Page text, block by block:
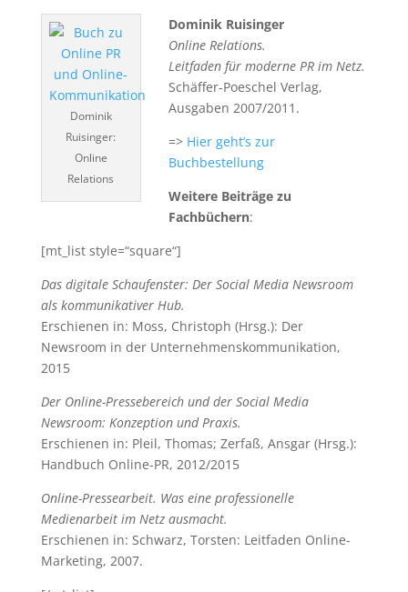
Dominik
Ruisinger:
Online
Relations
Dominik Ruisinger
Online Relations.
Leitfaden für moderne PR im Netz.
Schäffer-Poeschel Verlag,
Ausgaben 2007/2011.
=> Hier geht’s zur
Buchbestellung
Weitere Beiträge zu
Fachbüchern:
[mt_list style=“square“]
Das digitale Schaufenster: Der Social Media Newsroom
als kommunikativer Hub.
Erschienen in: Moss, Christoph (Hrsg.): Der
Newsroom in der Unternehmenskommunikation,
2015
Der Online-Pressebereich und der Social Media
Newsroom: Konzeption und Praxis.
Erschienen in: Pleil, Thomas; Zerfaß, Ansgar (Hrsg.):
Handbuch Online-PR, 2012/2015
Online-Pressearbeit. Was eine professionelle
Medienarbeit im Netz ausmacht.
Erschienen in: Schwarz, Torsten: Leitfaden Online-
Marketing, 2007.